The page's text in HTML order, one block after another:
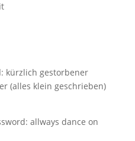
kürzlich gestorbener
(alles klein geschrieben)
allways dance on